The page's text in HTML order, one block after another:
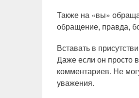
Также на «вы»
обращение, правда,
Вставать в
Даже если он просто
комментариев. Не
уважения.